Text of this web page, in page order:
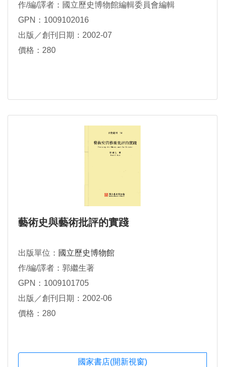
作/編/譯者：國立歷史博物館編輯委員會編輯
GPN：1009102016
出版／創刊日期：2002-07
價格：280
藝術史與藝術批評的實踐
出版單位： 國立歷史博物館
作/編/譯者：郭繼生著
GPN：1009101705
出版／創刊日期：2002-06
價格：280
國家書店(開新視窗)